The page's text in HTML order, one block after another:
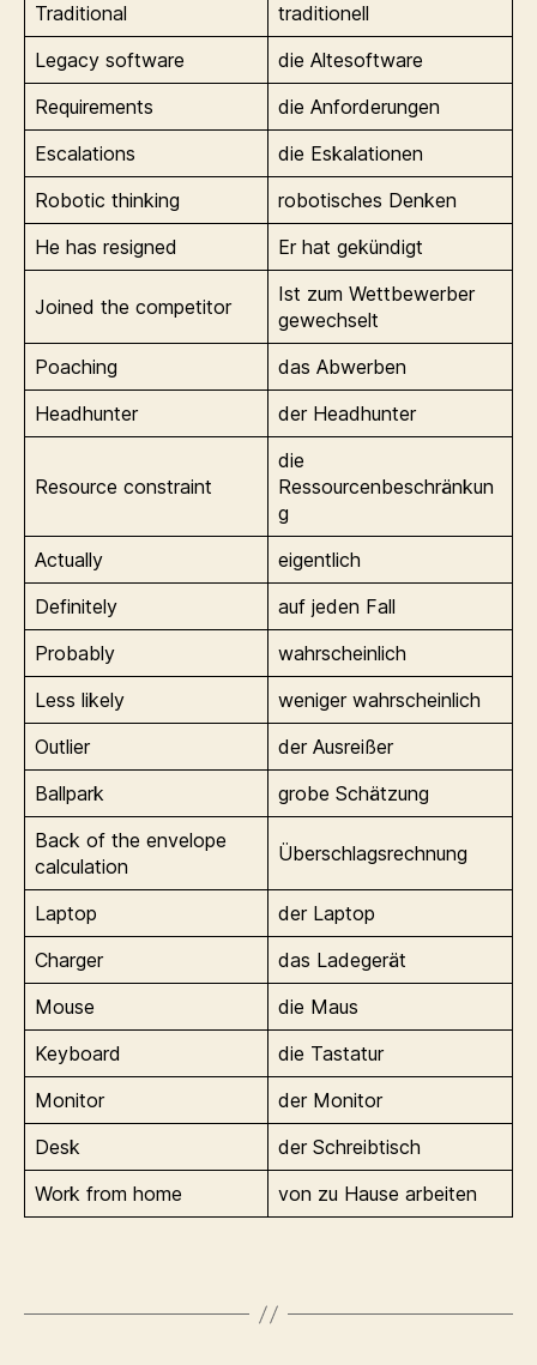
Traditional
traditionell
Legacy software
die Altesoftware
Requirements
die Anforderungen
Escalations
die Eskalationen
Robotic thinking
robotisches Denken
He has resigned
Er hat gekündigt
Joined the competitor
Ist zum Wettbewerber
gewechselt
Poaching
das Abwerben
Headhunter
der Headhunter
Resource constraint
die
Ressourcenbeschränkun
g
Actually
eigentlich
Definitely
auf jeden Fall
Probably
wahrscheinlich
Less likely
weniger wahrscheinlich
Outlier
der Ausreißer
Ballpark
grobe Schätzung
Back of the envelope
calculation
Überschlagsrechnung
Laptop
der Laptop
Charger
das Ladegerät
Mouse
die Maus
Keyboard
die Tastatur
Monitor
der Monitor
Desk
der Schreibtisch
Work from home
von zu Hause arbeiten